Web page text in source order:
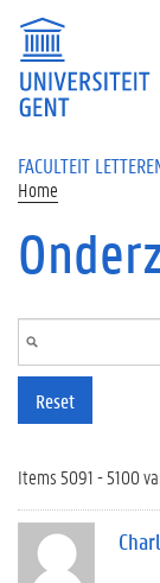
Overslaan en naar de
FACULTEIT
Home
Reset
Items 5091 - 5100